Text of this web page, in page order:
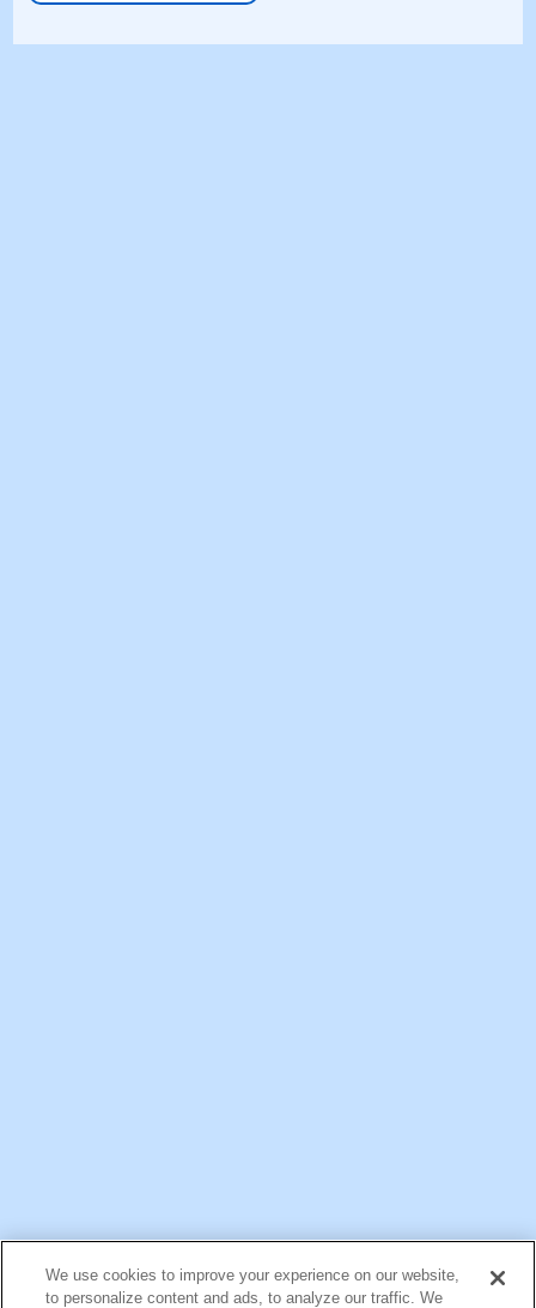
お問い合わせサイトマップ個人情報保護について電子公告
We use cookies to improve your experience on our website,
to personalize content and ads, to analyze our traffic. We